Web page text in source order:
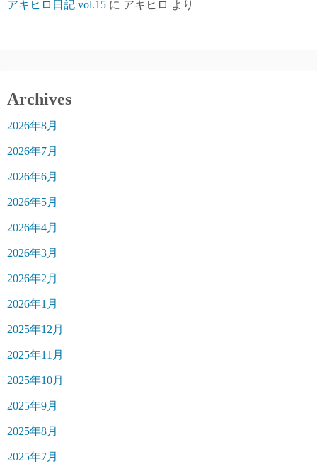
アキヒロ日記 vol.15 に アキヒロ より
Archives
2026年8月
2026年7月
2026年6月
2026年5月
2026年4月
2026年3月
2026年2月
2026年1月
2025年12月
2025年11月
2025年10月
2025年9月
2025年8月
2025年7月